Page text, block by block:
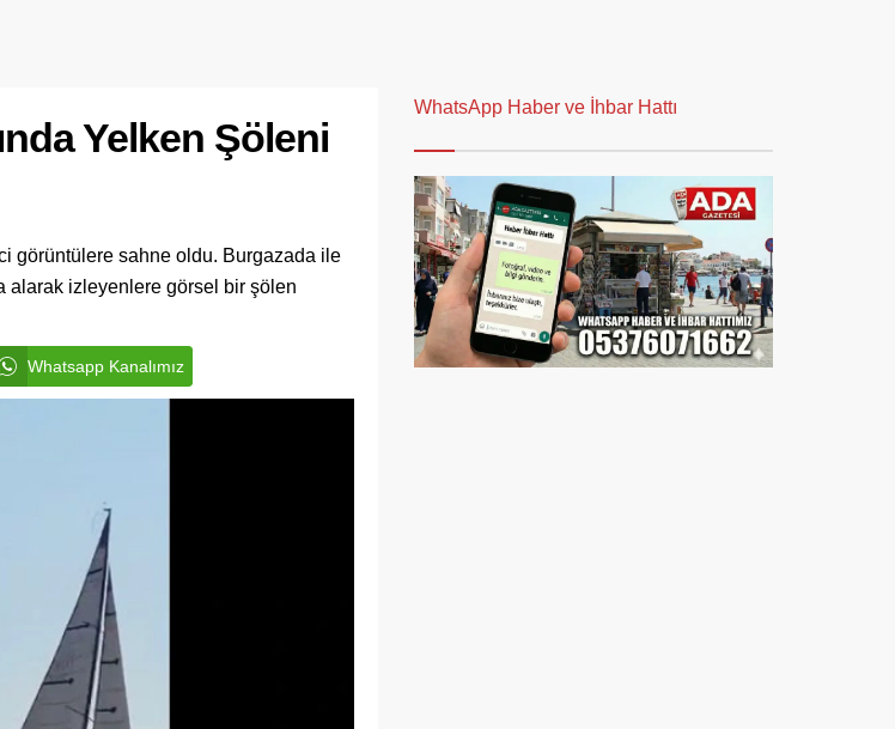
Yelken Şöleni
görüntülere sahne oldu. Burgazada ile
alarak izleyenlere görsel bir şölen
Whatsapp Kanalımız
WhatsApp Haber ve İhbar Hattı